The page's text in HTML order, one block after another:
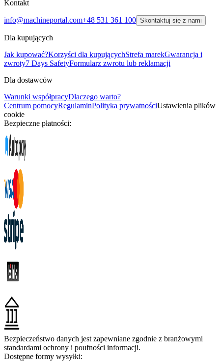
Kontakt
info@machineportal.com+48 531 361 100 Skontaktuj się z nami
Dla kupujących
Jak kupować?Korzyści dla kupującychStrefa marekGwarancja i
zwroty7 Days SafetyFormularz zwrotu lub reklamacji
Dla dostawców
Warunki współpracyDlaczego warto?
Centrum pomocyRegulaminPolityka prywatnościUstawienia plików
cookie
Bezpieczne płatności:
Bezpieczeństwo danych jest zapewniane zgodnie z branżowymi
standardami ochrony i poufności informacji.
Dostępne formy wysyłki: